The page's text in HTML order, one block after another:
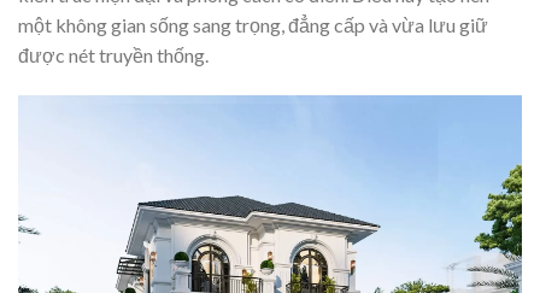
một không gian sống sang trọng, đẳng cấp và vừa lưu giữ
được nét truyền thống.